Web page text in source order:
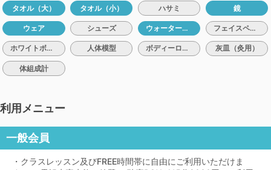
タオル（大） タオル（小） ハサミ 鏡
ウェア シューズ ウォーターサーバー フェイスペーパー
ホワイトボード 人体模型 ボディーローション 灰皿（灸用）
体組成計
利用メニュー
一般会員
・クラスレッスン及びFREE時間帯に自由にご利用いただけま